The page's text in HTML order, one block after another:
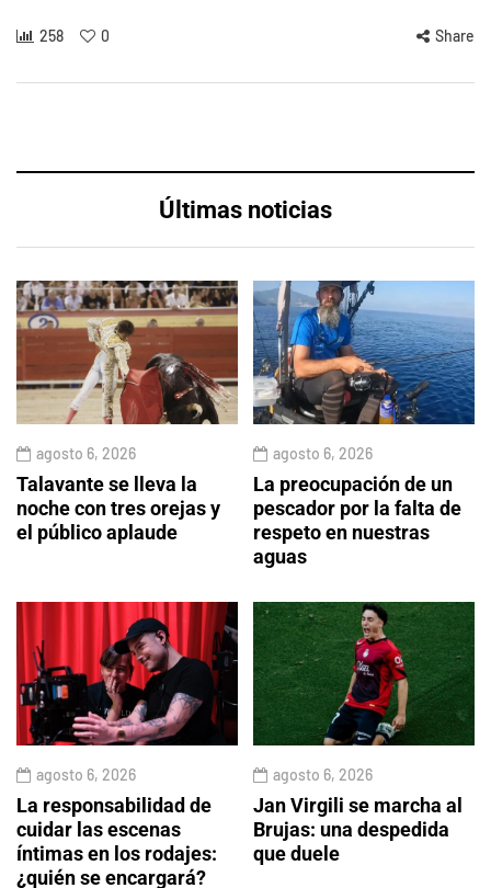
258 0 Share
Últimas noticias
agosto 6, 2026
Talavante se lleva la
noche con tres orejas y
el público aplaude
agosto 6, 2026
La preocupación de un
pescador por la falta de
respeto en nuestras
aguas
agosto 6, 2026
La responsabilidad de
cuidar las escenas
íntimas en los rodajes:
¿quién se encargará?
agosto 6, 2026
Jan Virgili se marcha al
Brujas: una despedida
que duele